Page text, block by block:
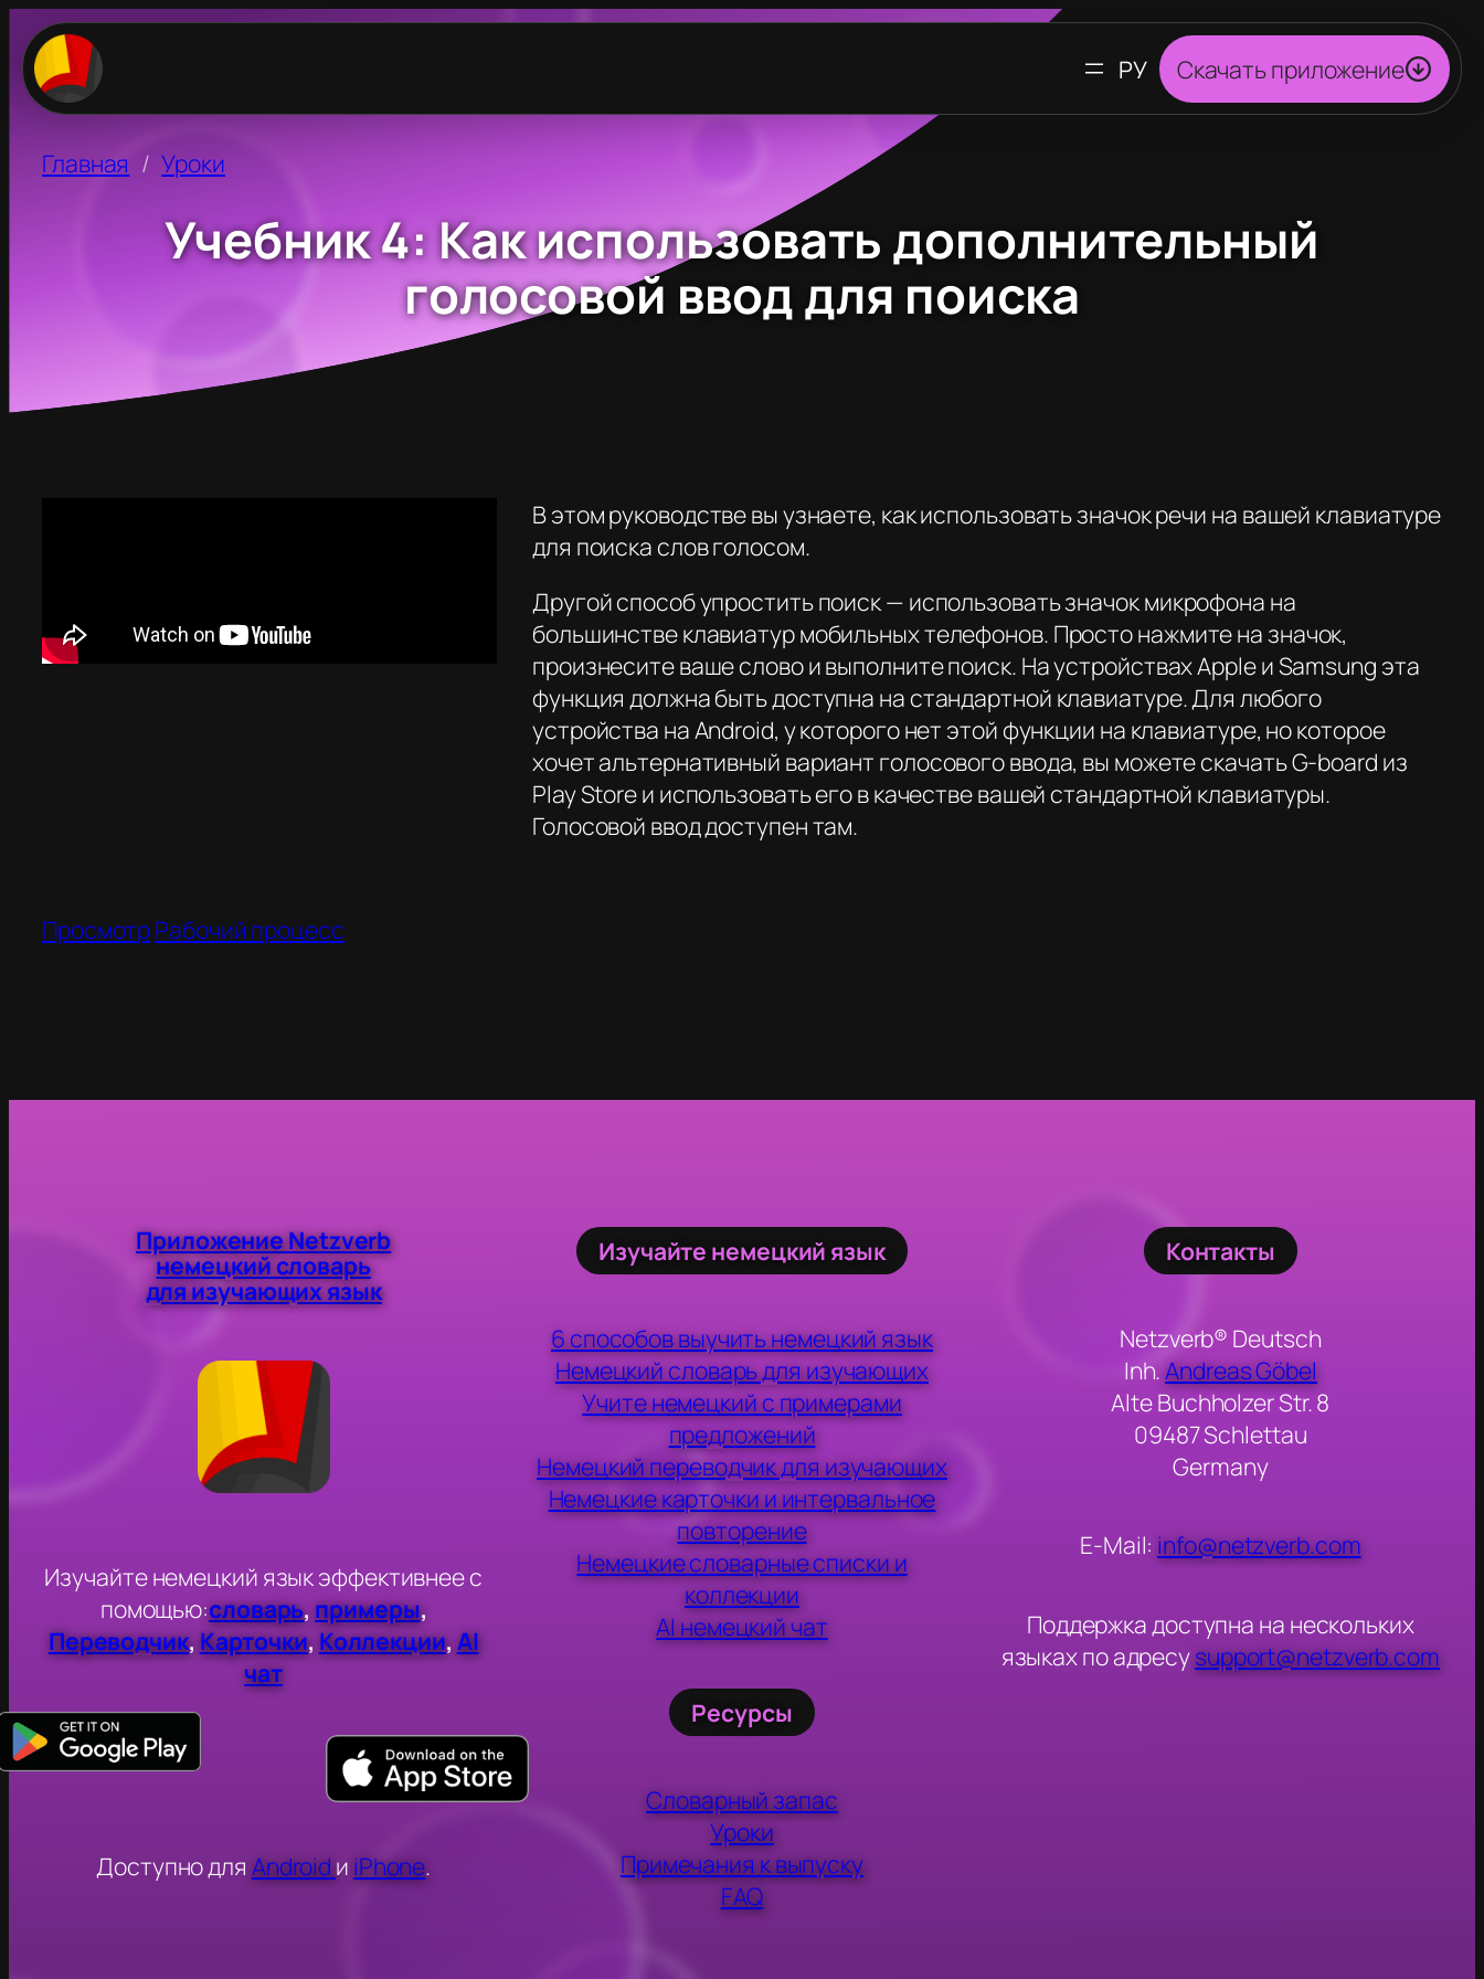
ВЫБРАТЬ
ЯЗЫК
Скачать приложение
Главная Уроки
Учебник 4: Как использовать дополнительный
голосовой ввод для поиска
В этом руководстве вы узнаете, как использовать значок речи на вашей клавиатуре
для поиска слов голосом.
Другой способ упростить поиск — использовать значок микрофона на
большинстве клавиатур мобильных телефонов. Просто нажмите на значок,
произнесите ваше слово и выполните поиск. На устройствах Apple и Samsung эта
функция должна быть доступна на стандартной клавиатуре. Для любого
устройства на Android, у которого нет этой функции на клавиатуре, но которое
хочет альтернативный вариант голосового ввода, вы можете скачать G-board из
Play Store и использовать его в качестве вашей стандартной клавиатуры.
Голосовой ввод доступен там.
ПросмотрРабочий процесс
Приложение Netzverb
немецкий словарь
для изучающих язык
Изучайте немецкий язык эффективнее с
помощью:словарь,примеры,
Переводчик,Карточки, Коллекции, AI
чат
Доступно для Androidи iPhone.
Изучайте немецкий язык
6 способов выучить немецкий язык
Немецкий словарь для изучающих
Учите немецкий с примерами
предложений
Немецкий переводчик для изучающих
Немецкие карточки и интервальное
повторение
Немецкие словарные списки и
коллекции
AI немецкий чат
Ресурсы
Словарный запас
Уроки
Примечания к выпуску
FAQ
Контакты
Netzverb® Deutsch
Inh.Andreas Göbel
Alte Buchholzer Str. 8
09487 Schlettau
Germany
E-Mail: info@netzverb.com
Поддержка доступна на нескольких
языках по адресуsupport@netzverb.com